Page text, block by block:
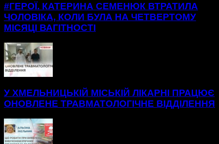
#ГЕРОЇ. КАТЕРИНА СЕМЕНЮК ВТРАТИЛА
ЧОЛОВІКА, КОЛИ БУЛА НА ЧЕТВЕРТОМУ
МІСЯЦІ ВАГІТНОСТІ
У ХМЕЛЬНИЦЬКІЙ МІСЬКІЙ ЛІКАРНІ ПРАЦЮЄ
ОНОВЛЕНЕ ТРАВМАТОЛОГІЧНЕ ВІДДІЛЕННЯ